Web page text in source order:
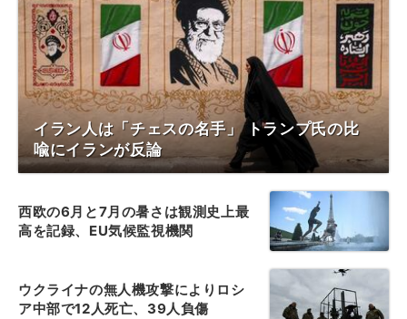
イラン人は「チェスの名手」 トランプ氏の比
喩にイランが反論
西欧の6月と7月の暑さは観測史上最
高を記録、EU気候監視機関
ウクライナの無人機攻撃によりロシ
ア中部で12人死亡、39人負傷